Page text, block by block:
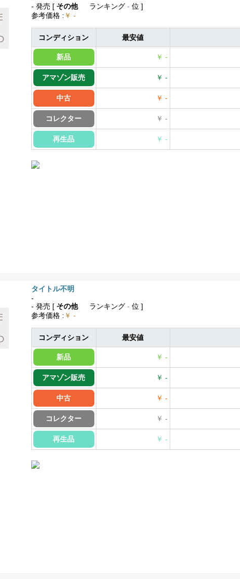
- 発売 [ その他 ランキング - 位 ]
参考価格 : ￥ -
コンディション 最安値
新品 ￥ -
アマゾン販売 ￥ -
中古 ￥ -
コレクター ￥ -
再生品 ￥ -
タイトル不明
-
- 発売 [ その他 ランキング - 位 ]
参考価格 : ￥ -
コンディション 最安値
新品 ￥ -
アマゾン販売 ￥ -
中古 ￥ -
コレクター ￥ -
再生品 ￥ -